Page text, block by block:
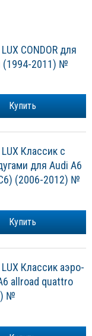
CONDOR для
(1994-2011) №
Купить
Классик с
для Audi A6
(2006-2012) №
Купить
Классик аэро-
allroad quattro
№